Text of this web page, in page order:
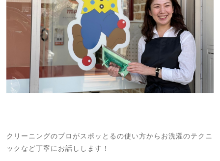
クリーニングのプロがスポッとるの使い方からお洗濯のテクニ
ックなど丁寧にお話しします！